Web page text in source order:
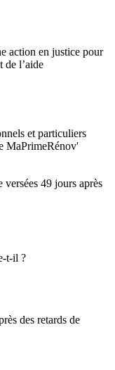
action en justice pour
de l’aide
et particuliers
MaPrimeRénov'
versées 49 jours après
t-il ?
des retards de